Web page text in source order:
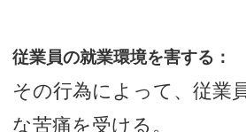
従業員の就業環境を害する：
その行為によって、従業
な苦痛を受ける。